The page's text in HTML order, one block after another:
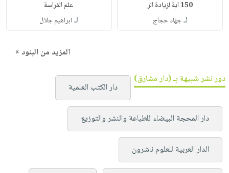
150 اية لزيادة الر
لـجهاد حجاج
علم الفراسة
لـ ابراهيم جلال
المزيد من البنود »
دور نشر شبيهة بـ (دار مشارق)
دار الكتب العلمية
دار المحجة البيضاء للطباعة والنشر والتوزيع
الدار العربية للعلوم ناشرون